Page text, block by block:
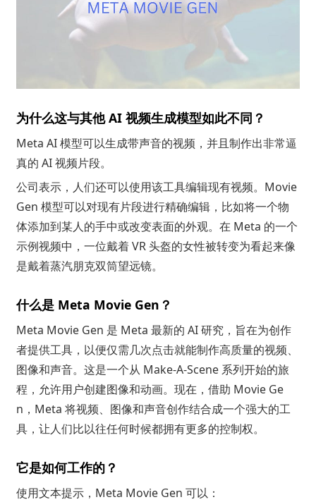
为什么这与其他 AI 视频生成模型如此不同？
Meta AI 模型可以生成带声音的视频，并且制作出非常逼
真的 AI 视频片段。
公司表示，人们还可以使用该工具编辑现有视频。Movie
Gen 模型可以对现有片段进行精确编辑，比如将一个物
体添加到某人的手中或改变表面的外观。在 Meta 的一个
示例视频中，一位戴着 VR 头盔的女性被转变为看起来像
是戴着蒸汽朋克双筒望远镜。
什么是 Meta Movie Gen？
Meta Movie Gen 是 Meta 最新的 AI 研究，旨在为创作
者提供工具，以便仅需几次点击就能制作高质量的视频、
图像和声音。这是一个从 Make-A-Scene 系列开始的旅
程，允许用户创建图像和动画。现在，借助 Movie Ge
n，Meta 将视频、图像和声音创作结合成一个强大的工
具，让人们比以往任何时候都拥有更多的控制权。
它是如何工作的？
使用文本提示，Meta Movie Gen 可以：